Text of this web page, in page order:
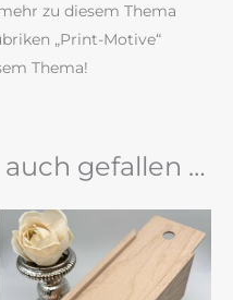
zu diesem Thema
„Print-Motive“
Thema!
gefallen …